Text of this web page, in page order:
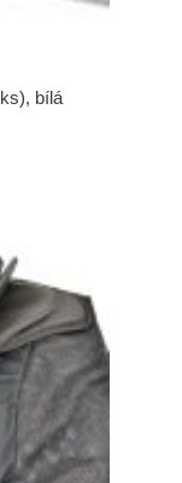
bílá